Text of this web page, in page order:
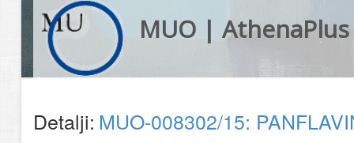
MUO | AthenaPlus
Detalji: MUO-008302/15: